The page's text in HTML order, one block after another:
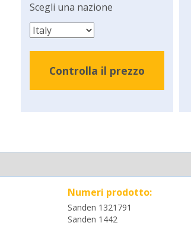
Scegli una nazione
Controlla il prezzo
Numeri prodotto:
Sanden 1321791
Sanden 1442